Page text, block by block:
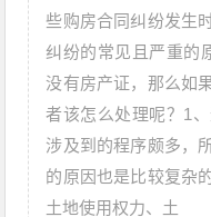
些购房合同纠纷发生
纠纷的常见且严重的
没有房产证，那么如
者该怎么处理呢？1
涉及到的程序颇多，
的原因也是比较复杂
土地使用权力、土